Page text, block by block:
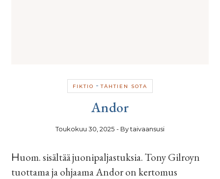
FIKTIO -TÄHTIEN SOTA
Andor
Toukokuu 30, 2025 - Bytaivaansusi
Huom. sisältää juonipaljastuksia. Tony Gilroyn
tuottama ja ohjaama Andor on kertomus